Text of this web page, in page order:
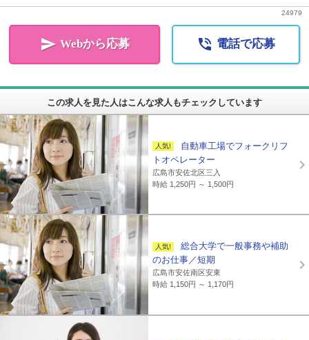
24979
 Webから応募  電話で応募
この求人を見た人はこんな求人もチェックしています
自動車工場でフォークリフ
トオペレーター
広島市安佐北区三入
時給 1,250円 ～ 1,500円
総合大学で一般事務や補助
のお仕事／短期
広島市安佐南区安東
時給 1,150円 ～ 1,170円